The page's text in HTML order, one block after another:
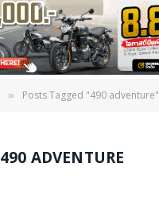
» Posts Tagged "490 adventure"
490 ADVENTURE